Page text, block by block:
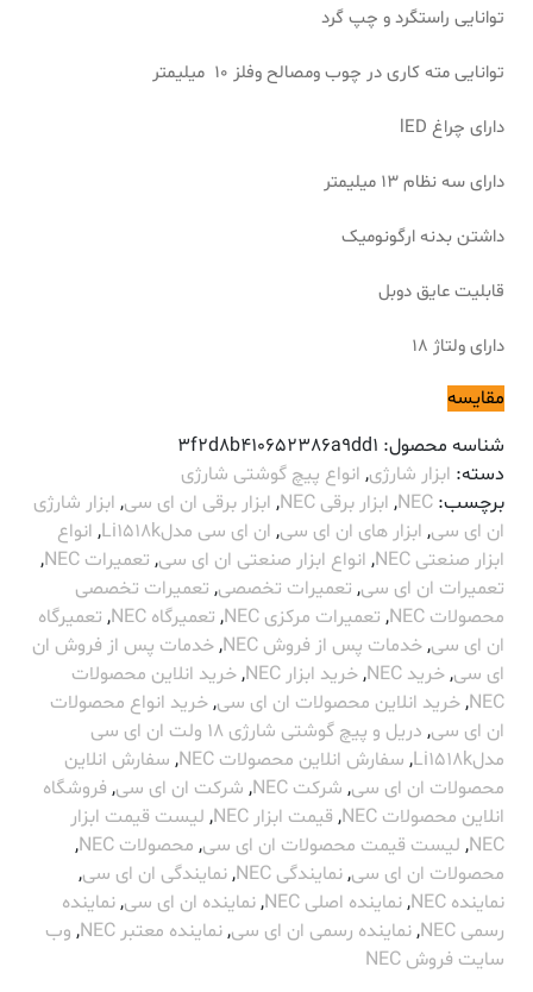
توانایی راستگرد و چپ گرد
توانایی مته کاری در چوب ومصالح وفلز 10 میلیمتر
دارای چراغ lED
دارای سه نظام 13 میلیمتر
داشتن بدنه ارگونومیک
قابلیت عایق دوبل
دارای ولتاژ 18
مقایسه
شناسه محصول: 3f2d8b410652386a9dd1
دسته: ابزار شارژی, انواع پیچ گوشتی شارژی
برچسب: NEC
, ابزار برقی NEC , ابزار برقی ان ای سی, ابزار شارژی
ان ای سی, ابزار های ان ای سی, ان ای سی مدلLi1518k , انواع
ابزار صنعتی NEC
, انواع ابزار صنعتی ان ای سی, تعمیرات NEC
,
تعمیرات ان ای سی, تعمیرات تخصصی, تعمیرات تخصصی
محصولات NEC
, تعمیرات مرکزی NEC , تعمیرگاه NEC , تعمیرگاه
ان ای سی,خدمات پس از فروش NEC ,خدمات پس از فروش ان
ای سی,خرید NEC ,خرید ابزار NEC ,خرید انلاین محصولات
NEC
,خرید انلاین محصولات ان ای سی,خرید انواع محصولات
ان ای سی,
دریل و پیچ گوشتی شارژی 18 ولت ان ای سی
مدلLi1518k
, سفارش انلاین محصولات NEC , سفارش انلاین
محصولات ان ای سی, شرکت NEC , شرکت ان ای سی, فروشگاه
انلاین محصولات NEC
, قیمت ابزار NEC , لیست قیمت ابزار
NEC
, لیست قیمت محصولات ان ای سی, محصولات NEC
,
محصولات ان ای سی,نمایندگی NEC ,نمایندگی ان ای سی,
نماینده NEC
,نماینده اصلی NEC ,نماینده ان ای سی,نماینده
رسمی NEC
,نماینده رسمی ان ای سی,نماینده معتبر NEC , وب
سایت فروش NEC